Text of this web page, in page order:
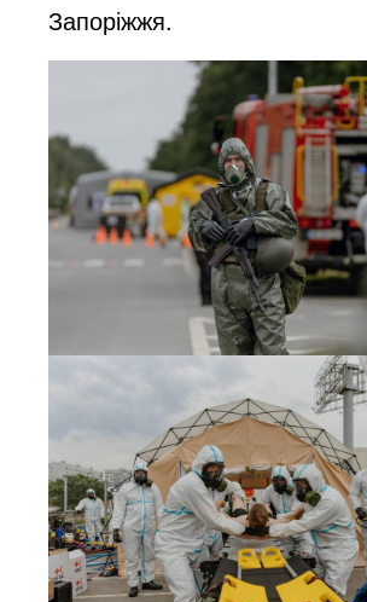
Запоріжжя.